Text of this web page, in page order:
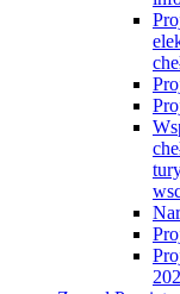
Zarząd Powiatu
Skład